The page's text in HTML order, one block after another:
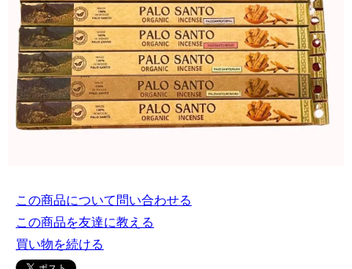
この商品について問い合わせる
この商品を友達に教える
買い物を続ける